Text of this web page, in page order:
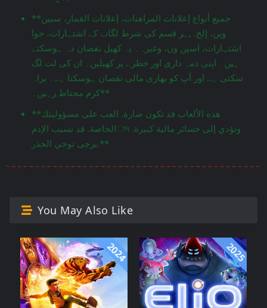
**جميع أنواع إعلانات المراهنات، إعلانات القمار، سبين
وين، إلخ. ,ہر قسم کی شرط لگانے کے اشتہارات، جوا
اشتہارات، اسپن ون، وغیرہ۔ یہ کھیل نقصان دہ ہوسکتے
ہیں۔ اپنی ذمہ داری اور خطرے پر کھیلیں۔ ان کی لت لگ
سکتی ہے اور آپ کو بھاری مالی نقصان ہوسکتا ہے۔ براہ
کرم محتاط رہیں۔**
**هذه الألعاب قد تكون ضارة. العب على مسؤوليتك
الخاصة. قد تسبب الإدمান وتؤدي إلى خسائر مالية كبيرة.
يرجى توخي الحذر.**
You May Also Like
2024 2025